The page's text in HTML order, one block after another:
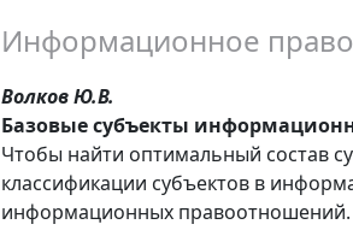
Информационное право
Волков Ю.В.
Базовые субъекты
Чтобы найти оптимальный состав
классификации субъектов в
информационных правоотношений.